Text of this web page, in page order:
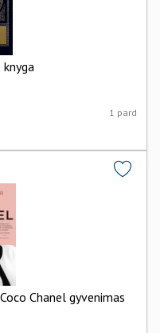
1 pard
Chanel gyvenimas